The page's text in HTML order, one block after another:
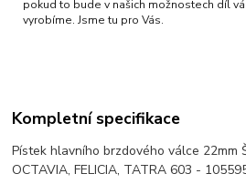
pokud to bude v našich možnostech díl
vyrobíme. Jsme tu pro Vás.
Kompletní specifikace
Pístek hlavního brzdového válce 22mm
OCTAVIA, FELICIA, TATRA 603 -